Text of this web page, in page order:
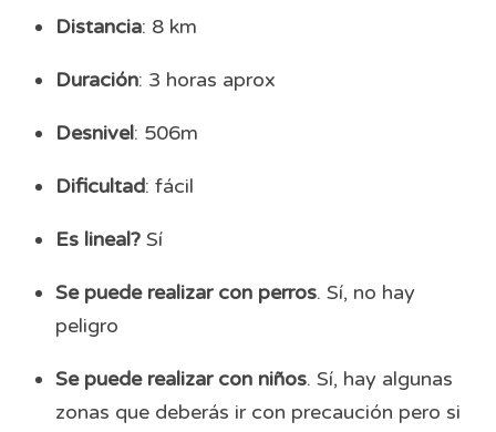
Distancia: 8 km
Duración: 3 horas aprox
Desnivel: 506m
Dificultad: fácil
Es lineal? Sí
Se puede realizar con perros. Sí, no hay
peligro
Se puede realizar con niños. Sí, hay algunas
zonas que deberás ir con precaución pero si